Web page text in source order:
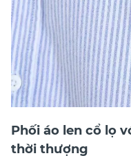
Phối áo len cổ lọ
thời thượng